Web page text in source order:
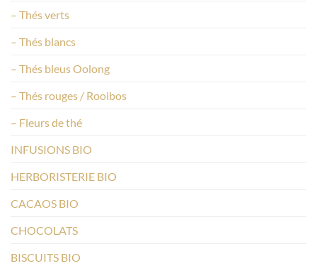
– Thés verts
– Thés blancs
– Thés bleus Oolong
– Thés rouges / Rooibos
– Fleurs de thé
INFUSIONS BIO
HERBORISTERIE BIO
CACAOS BIO
CHOCOLATS
BISCUITS BIO